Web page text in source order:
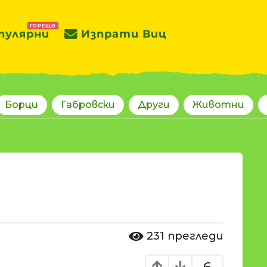
ГОРЕЩО
Изпрати Виц
Борци Габровски Други Животни
231 прегледи